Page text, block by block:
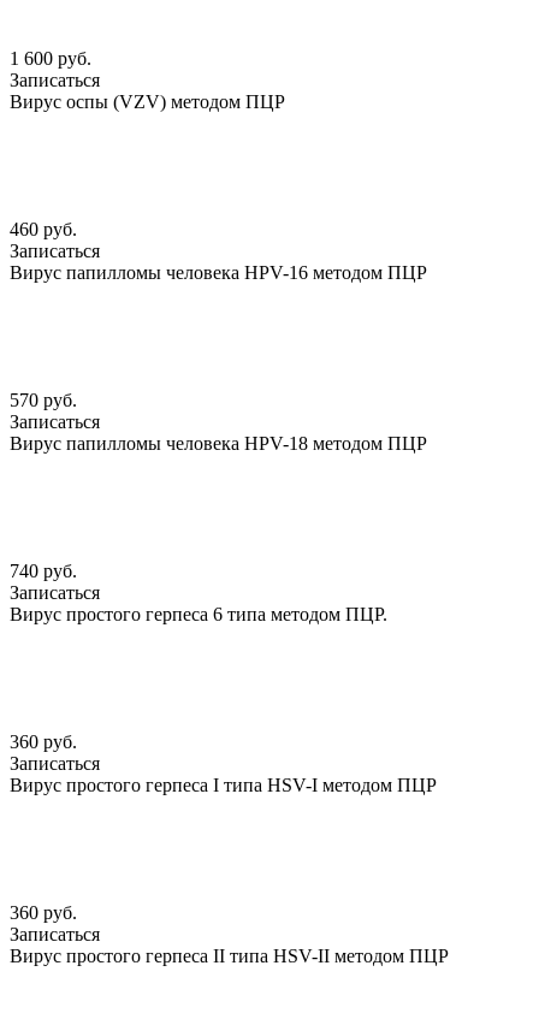
1 600 руб.
Записаться
Вирус оспы (VZV) методом ПЦР
460 руб.
Записаться
Вирус папилломы человека HPV-16 методом ПЦР
570 руб.
Записаться
Вирус папилломы человека HPV-18 методом ПЦР
740 руб.
Записаться
Вирус простого герпеса 6 типа методом ПЦР.
360 руб.
Записаться
Вирус простого герпеса I типа HSV-I методом ПЦР
360 руб.
Записаться
Вирус простого герпеса II типа HSV-II методом ПЦР